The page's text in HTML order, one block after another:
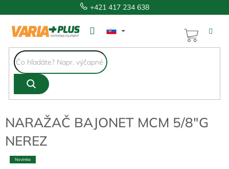
na
obsah
+421 417 234 638
KOŠÍK
NARAŽAČ BAJONET MCM 5/8″G
NEREZ
Novinka